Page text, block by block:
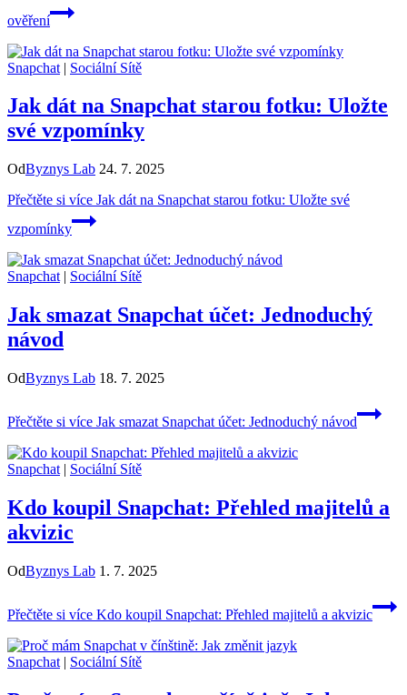
ověření
Snapchat | Sociální Sítě
Jak dát na Snapchat starou fotku: Uložte
své vzpomínky
OdByznys Lab 24. 7. 2025
Přečtěte si více Jak dát na Snapchat starou fotku: Uložte své
vzpomínky
Snapchat | Sociální Sítě
Jak smazat Snapchat účet: Jednoduchý
návod
OdByznys Lab 18. 7. 2025
Přečtěte si více Jak smazat Snapchat účet: Jednoduchý návod
Snapchat | Sociální Sítě
Kdo koupil Snapchat: Přehled majitelů a
akvizic
OdByznys Lab 1. 7. 2025
Přečtěte si více Kdo koupil Snapchat: Přehled majitelů a akvizic
Snapchat | Sociální Sítě